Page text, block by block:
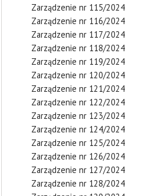
Zarządzenie nr 115/2024
Zarządzenie nr 116/2024
Zarządzenie nr 117/2024
Zarządzenie nr 118/2024
Zarządzenie nr 119/2024
Zarządzenie nr 120/2024
Zarządzenie nr 121/2024
Zarządzenie nr 122/2024
Zarządzenie nr 123/2024
Zarządzenie nr 124/2024
Zarządzenie nr 125/2024
Zarządzenie nr 126/2024
Zarządzenie nr 127/2024
Zarządzenie nr 128/2024